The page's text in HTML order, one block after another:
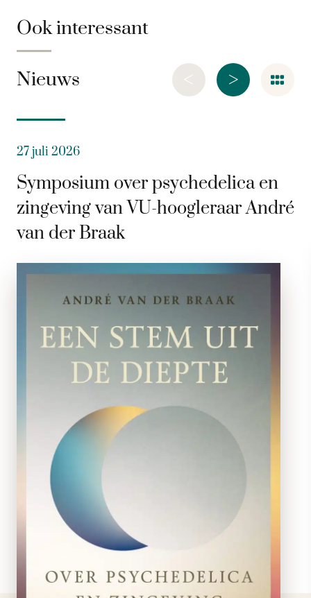
Ook interessant
Nieuws >
<
27 juli 2026
Symposium over psychedelica en
zingeving van VU-hoogleraar André
van der Braak